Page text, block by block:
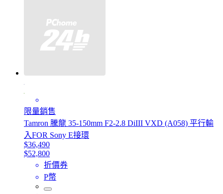
限量銷售
Tamron 騰龍 35-150mm F2-2.8 DiIII VXD (A058) 平行輸
入FOR Sony E接環
$36,490
$52,800
折價券
P幣